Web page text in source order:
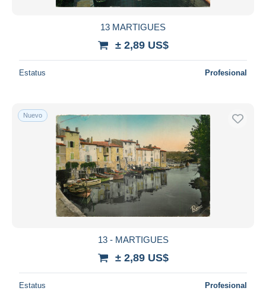
13 MARTIGUES
± 2,89 US$
Estatus Profesional
Nuevo
13 - MARTIGUES
± 2,89 US$
Estatus Profesional